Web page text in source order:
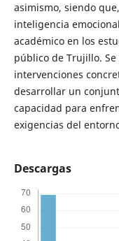
asimismo, siendo
inteligencia
académico en los
público de Trujillo.
intervenciones
desarrollar un
capacidad para
exigencias del
Descargas